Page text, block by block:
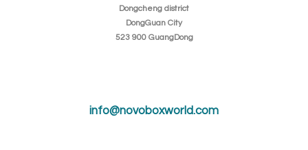
Dongcheng district
DongGuan City
523 900 GuangDong
info@novoboxworld.com